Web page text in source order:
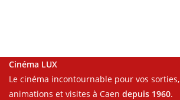
Cinéma LUX
Le cinéma incontournable pour vos sorties,
animations et visites à Caen depuis 1960.